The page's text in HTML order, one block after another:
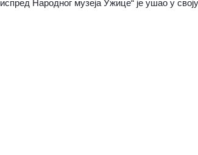
испред Народног музеја Ужице“ је ушао у